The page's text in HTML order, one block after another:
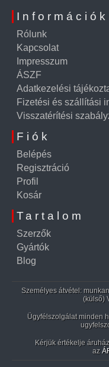
Információk
Rólunk
Kapcsolat
Impresszum
ÁSZF
Adatkezelési
Fizetési és szállítási
Visszatérítési
Fiók
Belépés
Regisztráció
Profil
Kosár
Tartalom
Szerzők
Gyártók
Blog
Személyes átvétel:
(külső)
Ügyfélszolgálat minden
Kérjük értékelje
az